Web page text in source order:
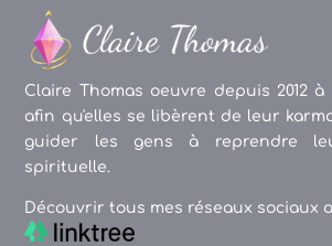
Claire Thomas oeuvre depuis 2012
afin qu'elles se libèrent de leur
guider les gens à reprendre
spirituelle.
Découvrir tous mes réseaux sociaux